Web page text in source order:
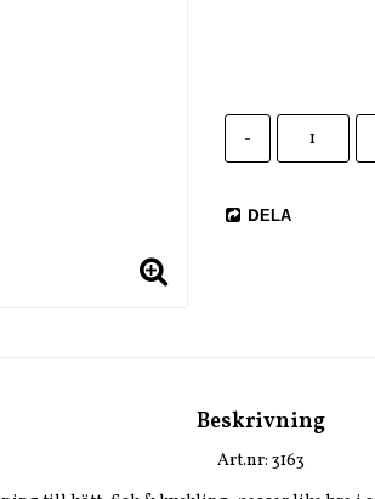
-
DELA
Beskrivning
Art.nr: 3163